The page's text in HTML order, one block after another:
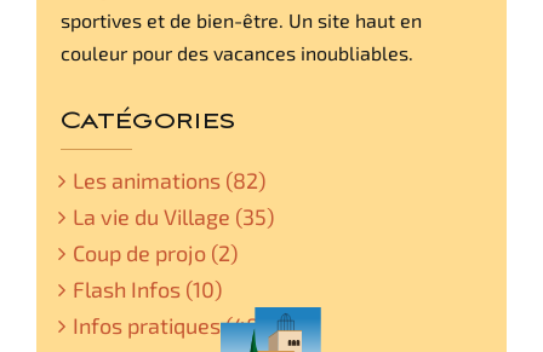
sportives et de bien-être. Un site haut en
couleur pour des vacances inoubliables.
Catégories
Les animations (82)
La vie du Village (35)
Coup de projo (2)
Flash Infos (10)
Infos pratiques (48)